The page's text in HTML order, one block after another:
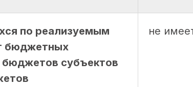
по реализуемым
бюджетных
бюджетов субъектов
не